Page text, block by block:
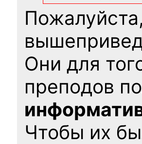
Они для
преподов
Чтобы их